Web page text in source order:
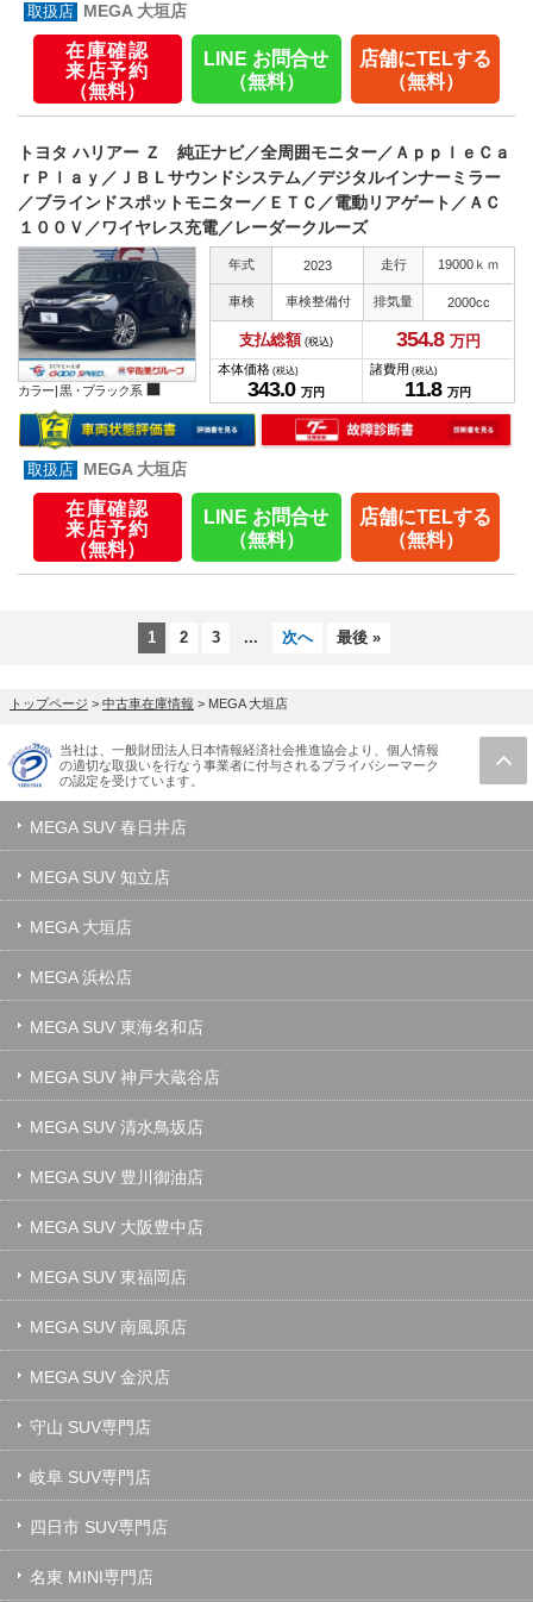
MEGA 大垣店
在庫確認
来店予約
（無料）
LINE お問合せ
（無料）
店舗にTELする
（無料）
トヨタ ハリアー Ｚ 純正ナビ／全周囲モニター／ＡｐｐｌｅＣａ
ｒＰｌａｙ／ＪＢＬサウンドシステム／デジタルインナーミラー
／ブラインドスポットモニター／ＥＴＣ／電動リアゲート／ＡＣ
１００Ｖ／ワイヤレス充電／レーダークルーズ
カラー |黒・ブラック系
年式 2023 走行 19000ｋｍ
車検 車検整備付 排気量 2000cc
支払総額 (税込) 354.8 万円
本体価格 (税込)
343.0 万円
諸費用 (税込)
11.8 万円
MEGA 大垣店
在庫確認
来店予約
（無料）
LINE お問合せ
（無料）
店舗にTELする
（無料）
1 2 3 ... 次へ 最後 »
トップページ > 中古車在庫情報 > MEGA 大垣店
当社は、一般財団法人日本情報経済社会推進協会より、個人情報
の適切な取扱いを行なう事業者に付与されるプライバシーマーク
の認定を受けています。
MEGA SUV 春日井店
MEGA SUV 知立店
MEGA 大垣店
MEGA 浜松店
MEGA SUV 東海名和店
MEGA SUV 神戸大蔵谷店
MEGA SUV 清水鳥坂店
MEGA SUV 豊川御油店
MEGA SUV 大阪豊中店
MEGA SUV 東福岡店
MEGA SUV 南風原店
MEGA SUV 金沢店
守山 SUV専門店
岐阜 SUV専門店
四日市 SUV専門店
名東 MINI専門店